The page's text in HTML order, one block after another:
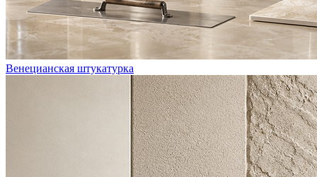
Венецианская штукатурка